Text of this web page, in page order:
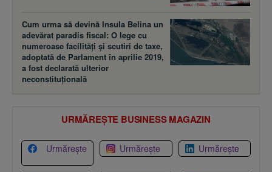
Cum urma să devină Insula Belina un
adevărat paradis fiscal: O lege cu
numeroase facilităţi şi scutiri de taxe,
adoptată de Parlament în aprilie 2019,
a fost declarată ulterior
neconstituţională
URMĂREȘTE BUSINESS MAGAZIN
Urmărește Urmărește Urmărește